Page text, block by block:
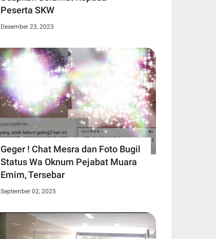
Peserta SKW
Desember 23, 2023
Geger ! Chat Mesra dan Foto Bugil
Status Wa Oknum Pejabat Muara
Emim, Tersebar
September 02, 2025